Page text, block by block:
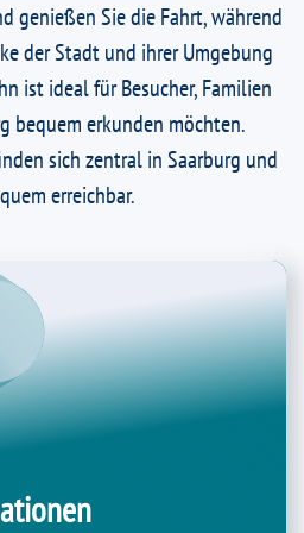
genießen Sie die Fahrt, während
der Stadt und ihrer Umgebung
ist ideal für Besucher, Familien
bequem erkunden möchten.
sich zentral in Saarburg und
erreichbar.